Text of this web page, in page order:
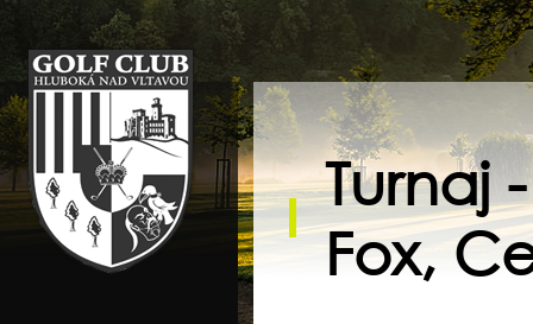
Golf klub Hluboká
nad Vltavou
Turnaj
Fox,